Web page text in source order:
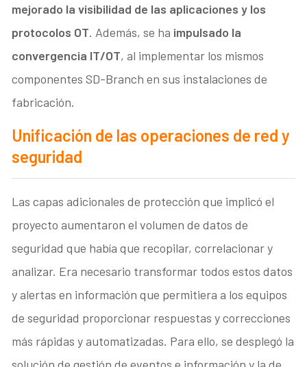
mejorado la visibilidad de las aplicaciones y los
protocolos OT. Además, se ha impulsado la
convergencia IT/OT, al implementar los mismos
componentes SD-Branch en sus instalaciones de
fabricación.
Unificación de las operaciones de red y
seguridad
Las capas adicionales de protección que implicó el
proyecto aumentaron el volumen de datos de
seguridad que había que recopilar, correlacionar y
analizar. Era necesario transformar todos estos datos
y alertas en información que permitiera a los equipos
de seguridad proporcionar respuestas y correcciones
más rápidas y automatizadas. Para ello, se desplegó la